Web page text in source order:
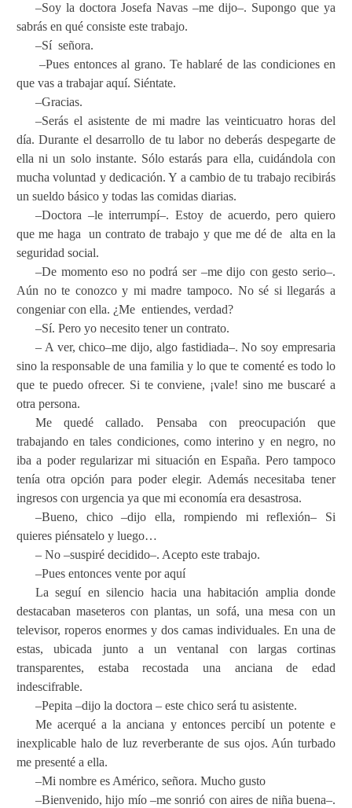
–Soy la doctora Josefa Navas –me dijo–. Supongo que ya
sabrás en qué consiste este trabajo.
–Sí señora.
–Pues entonces al grano. Te hablaré de las condiciones en
que vas a trabajar aquí. Siéntate.
–Gracias.
–Serás el asistente de mi madre las veinticuatro horas del
día. Durante el desarrollo de tu labor no deberás despegarte de
ella ni un solo instante. Sólo estarás para ella, cuidándola con
mucha voluntad y dedicación. Y a cambio de tu trabajo recibirás
un sueldo básico y todas las comidas diarias.
–Doctora –le interrumpí–. Estoy de acuerdo, pero quiero
que me haga un contrato de trabajo y que me dé de alta en la
seguridad social.
–De momento eso no podrá ser –me dijo con gesto serio–.
Aún no te conozco y mi madre tampoco. No sé si llegarás a
congeniar con ella. ¿Me entiendes, verdad?
–Sí. Pero yo necesito tener un contrato.
– A ver, chico–me dijo, algo fastidiada–. No soy empresaria
sino la responsable de una familia y lo que te comenté es todo lo
que te puedo ofrecer. Si te conviene, ¡vale! sino me buscaré a
otra persona.
Me quedé callado. Pensaba con preocupación que
trabajando en tales condiciones, como interino y en negro, no
iba a poder regularizar mi situación en España. Pero tampoco
tenía otra opción para poder elegir. Además necesitaba tener
ingresos con urgencia ya que mi economía era desastrosa.
–Bueno, chico –dijo ella, rompiendo mi reflexión– Si
quieres piénsatelo y luego…
– No –suspiré decidido–. Acepto este trabajo.
–Pues entonces vente por aquí
La seguí en silencio hacia una habitación amplia donde
destacaban maseteros con plantas, un sofá, una mesa con un
televisor, roperos enormes y dos camas individuales. En una de
estas, ubicada junto a un ventanal con largas cortinas
transparentes, estaba recostada una anciana de edad
indescifrable.
–Pepita –dijo la doctora – este chico será tu asistente.
Me acerqué a la anciana y entonces percibí un potente e
inexplicable halo de luz reverberante de sus ojos. Aún turbado
me presenté a ella.
–Mi nombre es Américo, señora. Mucho gusto
–Bienvenido, hijo mío –me sonrió con aires de niña buena–.